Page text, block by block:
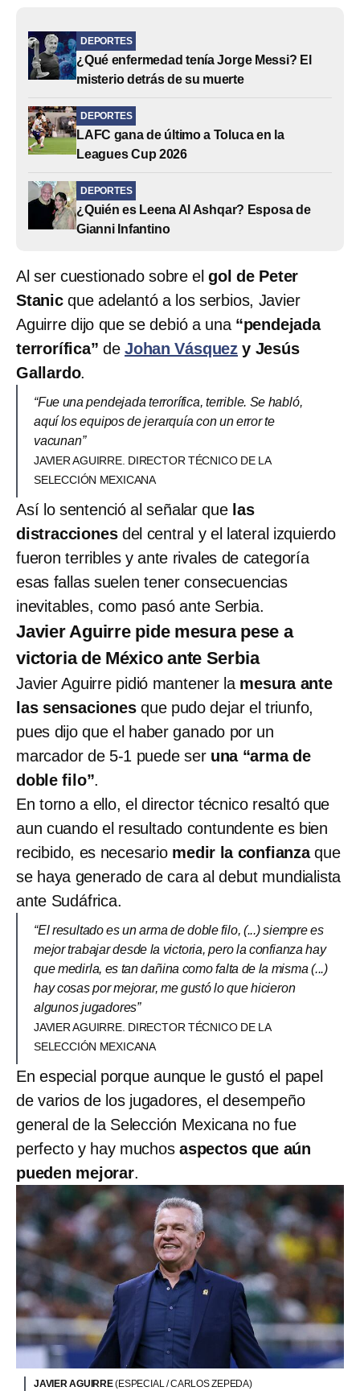
DEPORTES
¿Qué enfermedad tenía Jorge Messi? El
misterio detrás de su muerte
DEPORTES
LAFC gana de último a Toluca en la
Leagues Cup 2026
DEPORTES
¿Quién es Leena Al Ashqar? Esposa de
Gianni Infantino
Al ser cuestionado sobre elgol de Peter
Stanicque adelantó a los serbios, Javier
Aguirre dijo que se debió a una “pendejada
terrorífica” deJohan Vásquez y Jesús
Gallardo.
“Fue una pendejada terrorífica, terrible. Se habló,
aquí los equipos de jerarquía con un error te
vacunan”
JAVIER AGUIRRE. DIRECTOR TÉCNICO DE LA
SELECCIÓN MEXICANA
Así lo sentenció al señalar que las
distraccionesdel central y el lateral izquierdo
fueron terribles y ante rivales de categoría
esas fallas suelen tener consecuencias
inevitables, como pasó ante Serbia.
Javier Aguirre pide mesura pese a
victoria de México ante Serbia
Javier Aguirre pidió mantener la mesura ante
las sensacionesque pudo dejar el triunfo,
pues dijo que el haber ganado por un
marcador de 5-1 puede ser una “arma de
doble filo”.
En torno a ello, el director técnico resaltó que
aun cuando el resultado contundente es bien
recibido, es necesario medir la confianzaque
se haya generado de cara al debut mundialista
ante Sudáfrica.
“El resultado es un arma de doble filo, (...) siempre es
mejor trabajar desde la victoria, pero la confianza hay
que medirla, es tan dañina como falta de la misma (...)
hay cosas por mejorar, me gustó lo que hicieron
algunos jugadores”
JAVIER AGUIRRE. DIRECTOR TÉCNICO DE LA
SELECCIÓN MEXICANA
En especial porque aunque le gustó el papel
de varios de los jugadores, el desempeño
general de la Selección Mexicana no fue
perfecto y hay muchosaspectos que aún
pueden mejorar.
JAVIER AGUIRRE(ESPECIAL / CARLOS ZEPEDA)